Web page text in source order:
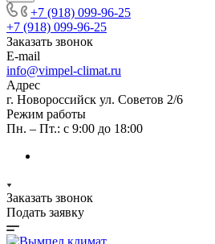
+7 (918) 099-96-25
+7 (918) 099-96-25
Заказать звонок
E-mail
info@vimpel-climat.ru
Адрес
г. Новороссийск ул. Советов 2/6
Режим работы
Пн. – Пт.: с 9:00 до 18:00
Заказать звонок
Подать заявку